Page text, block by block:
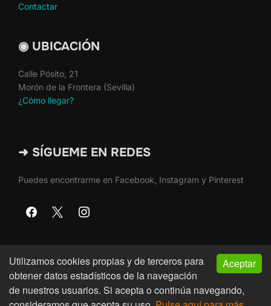
Aceptar
Utilizamos cookies propias y de terceros para
obtener datos estadísticos de la navegación
de nuestros usuarios. Si acepta o continúa navegando,
Contactar
◉ UBICACIÓN
Calle Pósito, 21
Morón de la Frontera (Sevilla)
¿Cómo llegar?
➜ SÍGUEME EN REDES
Puedes encontrarme en Facebook, Instagram y Pinterest
Copyright © 2026 · Martín Nieto · Morón de la Frontera
(Sevilla)